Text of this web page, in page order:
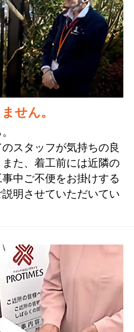
せん。
スタッフが気持ちの良
た、着工前には近隣の
中ご不便をお掛けする
明させていただいてい